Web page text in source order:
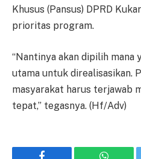
Khusus (Pansus) DPRD
prioritas program.
“Nantinya akan dipilih mana
utama untuk direalisasikan.
masyarakat harus terjawab
tepat,” tegasnya. (Hf/Adv)